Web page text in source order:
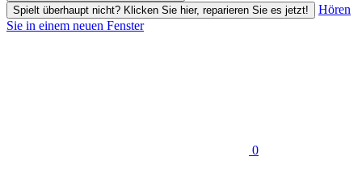
Spielt überhaupt nicht? Klicken Sie hier, reparieren Sie es jetzt!
Hören
Sie in einem neuen Fenster
0